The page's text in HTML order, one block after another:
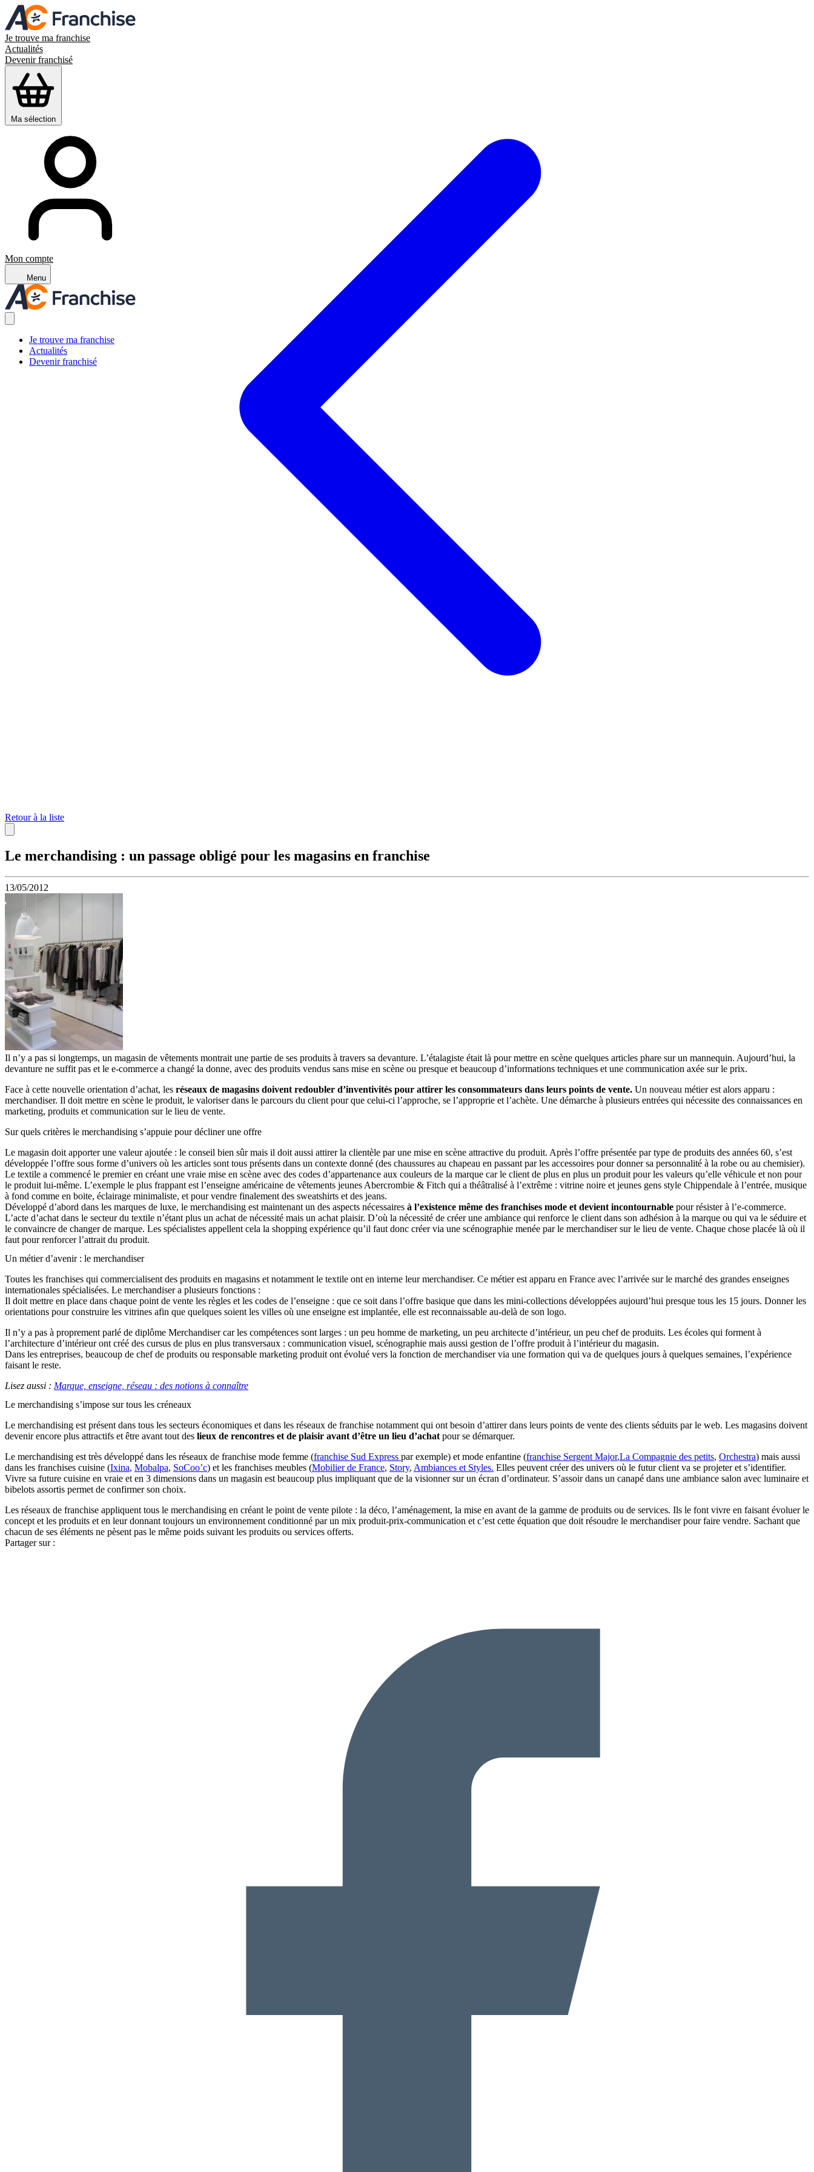
Je trouve ma franchise
Actualités
Devenir franchisé
Ma sélection
Mon compte
Menu
Je trouve ma franchise
Actualités
Devenir franchisé
Retour à la liste
Le merchandising : un passage obligé pour les magasins en franchise
13/05/2012
Il n’y a pas si longtemps, un magasin de vêtements montrait une partie de ses produits à travers sa devanture. L’étalagiste était là pour mettre en scène quelques articles phare sur un mannequin. Aujourd’hui, la
devanture ne suffit pas et le e-commerce a changé la donne, avec des produits vendus sans mise en scène ou presque et beaucoup d’informations techniques et une communication axée sur le prix.
Face à cette nouvelle orientation d’achat, les réseaux de magasins doivent redoubler d’inventivités pour attirer les consommateurs dans leurs points de vente. Un nouveau métier est alors apparu :
merchandiser. Il doit mettre en scène le produit, le valoriser dans le parcours du client pour que celui-ci l’approche, se l’approprie et l’achète. Une démarche à plusieurs entrées qui nécessite des connaissances en
marketing, produits et communication sur le lieu de vente.
Sur quels critères le merchandising s’appuie pour décliner une offre
Le magasin doit apporter une valeur ajoutée : le conseil bien sûr mais il doit aussi attirer la clientèle par une mise en scène attractive du produit. Après l’offre présentée par type de produits des années 60, s’est
développée l’offre sous forme d’univers où les articles sont tous présents dans un contexte donné (des chaussures au chapeau en passant par les accessoires pour donner sa personnalité à la robe ou au chemisier).
Le textile a commencé le premier en créant une vraie mise en scène avec des codes d’appartenance aux couleurs de la marque car le client de plus en plus un produit pour les valeurs qu’elle véhicule et non pour
le produit lui-même. L’exemple le plus frappant est l’enseigne américaine de vêtements jeunes Abercrombie & Fitch qui a théâtralisé à l’extrême : vitrine noire et jeunes gens style Chippendale à l’entrée, musique
à fond comme en boite, éclairage minimaliste, et pour vendre finalement des sweatshirts et des jeans.
Développé d’abord dans les marques de luxe, le merchandising est maintenant un des aspects nécessaires à l’existence même des franchises mode et devient incontournable pour résister à l’e-commerce.
L’acte d’achat dans le secteur du textile n’étant plus un achat de nécessité mais un achat plaisir. D’où la nécessité de créer une ambiance qui renforce le client dans son adhésion à la marque ou qui va le séduire et
le convaincre de changer de marque. Les spécialistes appellent cela la shopping expérience qu’il faut donc créer via une scénographie menée par le merchandiser sur le lieu de vente. Chaque chose placée là où il
faut pour renforcer l’attrait du produit.
Un métier d’avenir : le merchandiser
Toutes les franchises qui commercialisent des produits en magasins et notamment le textile ont en interne leur merchandiser. Ce métier est apparu en France avec l’arrivée sur le marché des grandes enseignes
internationales spécialisées. Le merchandiser a plusieurs fonctions :
Il doit mettre en place dans chaque point de vente les règles et les codes de l’enseigne : que ce soit dans l’offre basique que dans les mini-collections développées aujourd’hui presque tous les 15 jours. Donner les
orientations pour construire les vitrines afin que quelques soient les villes où une enseigne est implantée, elle est reconnaissable au-delà de son logo.
Il n’y a pas à proprement parlé de diplôme Merchandiser car les compétences sont larges : un peu homme de marketing, un peu architecte d’intérieur, un peu chef de produits. Les écoles qui forment à
l’architecture d’intérieur ont créé des cursus de plus en plus transversaux : communication visuel, scénographie mais aussi gestion de l’offre produit à l’intérieur du magasin.
Dans les entreprises, beaucoup de chef de produits ou responsable marketing produit ont évolué vers la fonction de merchandiser via une formation qui va de quelques jours à quelques semaines, l’expérience
faisant le reste.
Lisez aussi : Marque, enseigne, réseau : des notions à connaître
Le merchandising s’impose sur tous les créneaux
Le merchandising est présent dans tous les secteurs économiques et dans les réseaux de franchise notamment qui ont besoin d’attirer dans leurs points de vente des clients séduits par le web. Les magasins doivent
devenir encore plus attractifs et être avant tout des lieux de rencontres et de plaisir avant d’être un lieu d’achat pour se démarquer.
Le merchandising est très développé dans les réseaux de franchise mode femme (franchise Sud Express par exemple) et mode enfantine (franchise Sergent Major,La Compagnie des petits, Orchestra) mais aussi
dans les franchises cuisine (Ixina, Mobalpa, SoCoo’c) et les franchises meubles (Mobilier de France, Story, Ambiances et Styles. Elles peuvent créer des univers où le futur client va se projeter et s’identifier.
Vivre sa future cuisine en vraie et en 3 dimensions dans un magasin est beaucoup plus impliquant que de la visionner sur un écran d’ordinateur. S’assoir dans un canapé dans une ambiance salon avec luminaire et
bibelots assortis permet de confirmer son choix.
Les réseaux de franchise appliquent tous le merchandising en créant le point de vente pilote : la déco, l’aménagement, la mise en avant de la gamme de produits ou de services. Ils le font vivre en faisant évoluer le
concept et les produits et en leur donnant toujours un environnement conditionné par un mix produit-prix-communication et c’est cette équation que doit résoudre le merchandiser pour faire vendre. Sachant que
chacun de ses éléments ne pèsent pas le même poids suivant les produits ou services offerts.
Partager sur :